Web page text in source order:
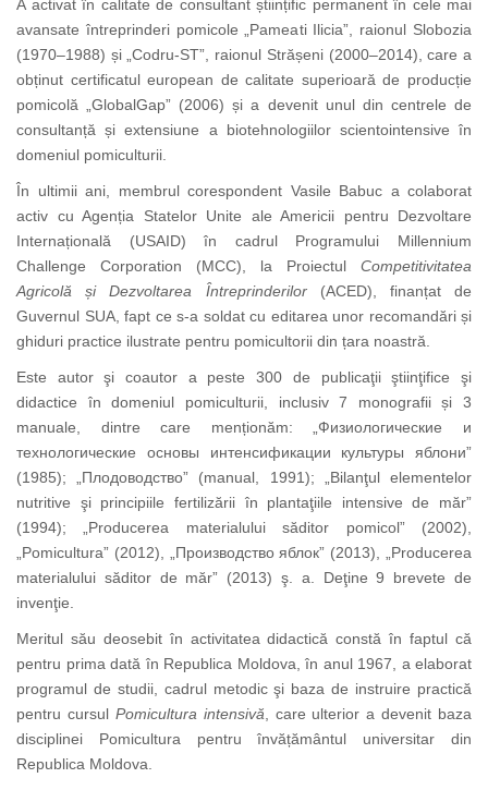
A activat în calitate de consultant științific permanent în cele mai
avansate întreprinderi pomicole „Pameati Ilicia”, raionul Slobozia
(1970–1988) și „Codru-ST”, raionul Strășeni (2000–2014), care a
obținut certificatul european de calitate superioară de producție
pomicolă „GlobalGap” (2006) și a devenit unul din centrele de
consultanță și extensiune a biotehnologiilor scientointensive în
domeniul pomiculturii.
În ultimii ani, membrul corespondent Vasile Babuc a colaborat
activ cu Agenția Statelor Unite ale Americii pentru Dezvoltare
Internațională (USAID) în cadrul Programului Millennium
Challenge Corporation (MCC), la Proiectul Competitivitatea
Agricolă și Dezvoltarea Întreprinderilor(ACED), finanțat de
Guvernul SUA, fapt ce s-a soldat cu editarea unor recomandări și
ghiduri practice ilustrate pentru pomicultorii din țara noastră.
Este autor şi coautor a peste 300 de publicaţii ştiinţifice şi
didactice în domeniul pomiculturii, inclusiv 7 monografii și 3
manuale, dintre care menționăm: „Физиологические
и
технологические
основы интенсификации культуры яблони”
(1985); „ Плодоводство” (manual, 1991); „Bilanţul elementelor
nutritive şi principiile fertilizării în plantaţiile intensive de măr”
(1994); „Producerea materialului săditor pomicol” (2002),
„Pomicultura” (2012), „ Производство яблок” (2013), „Producerea
materialului săditor de măr” (2013) ş. a. Deţine 9 brevete de
invenţie.
Meritul său deosebit în activitatea didactică constă în faptul că
pentru prima dată în Republica Moldova, în anul 1967, a elaborat
programul de studii, cadrul metodic şi baza de instruire practică
pentru cursul Pomicultura intensivă , care ulterior a devenit baza
disciplinei Pomicultura pentru învățământul universitar din
Republica Moldova.